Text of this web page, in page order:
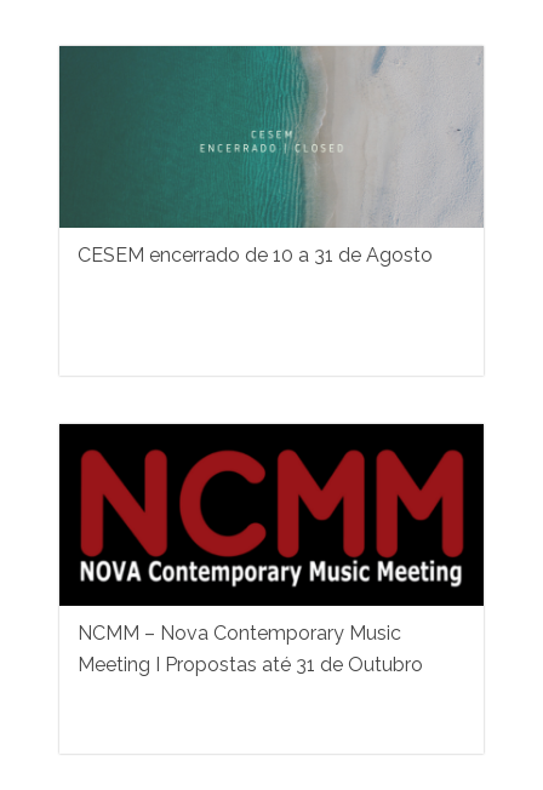
CESEM encerrado de 10 a 31 de Agosto
NCMM – Nova Contemporary Music
Meeting I Propostas até 31 de Outubro